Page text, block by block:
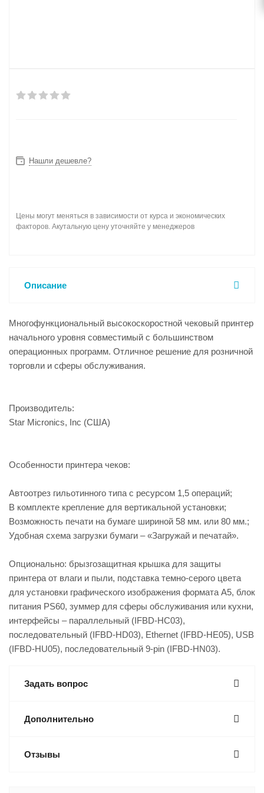
Нашли дешевле?
Цены могут меняться в зависимости от курса и экономических
факторов. Акутальную цену уточняйте у менеджеров
Описание
Многофункциональный высокоскоростной чековый принтер
начального уровня совместимый с большинством
операционных программ. Отличное решение для розничной
торговли и сферы обслуживания.
Производитель:
Star Micronics, Inc (США)
Особенности принтера чеков:
Автоотрез гильотинного типа с ресурсом 1,5 операций;
В комплекте крепление для вертикальной установки;
Возможность печати на бумаге шириной 58 мм. или 80 мм.;
Удобная схема загрузки бумаги – «Загружай и печатай».
Опционально: брызгозащитная крышка для защиты
принтера от влаги и пыли, подставка темно-серого цвета
для установки графического изображения формата А5, блок
питания PS60, зуммер для сферы обслуживания или кухни,
интерфейсы – параллельный (IFBD-HC03),
последовательный (IFBD-HD03), Ethernet (IFBD-HE05), USB
(IFBD-HU05), последовательный 9-pin (IFBD-HN03).
Задать вопрос
Дополнительно
Отзывы